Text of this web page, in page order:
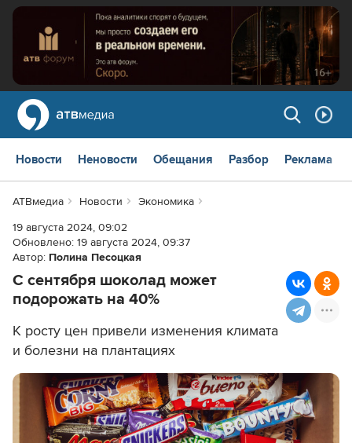
Новости Неновости Обещания Разбор Реклама
АТВмедиа Новости
Экономика
19 августа 2024, 09:02
Обновлено: 19 августа 2024, 09:37
Автор: Полина Песоцкая
С сентября шоколад может
подорожать на 40%
К росту цен привели изменения климата
и болезни на плантациях